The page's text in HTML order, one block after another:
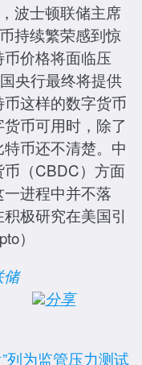
波士顿联储主席
持续繁荣感到惊
价格将面临压
央行最终将提供
这样的数字货币
币可用时，除了
币还不清楚。中
（CBDC）方面
进程中并不落
极研究在美国引
）
储
分享
列为监管压力测试